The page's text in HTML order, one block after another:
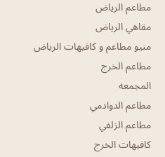
مطاعم الرياض
مقاهي الرياض
منيو مطاعم و كافيهات الرياض
مطاعم الخرج
المجمعه
مطاعم الدوادمي
مطاعم الزلفي
كافيهات الخرج